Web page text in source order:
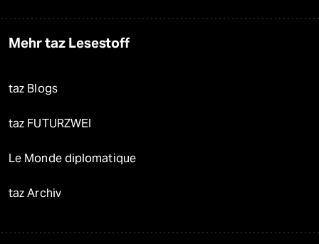
Mehr taz Lesestoff
taz Blogs
taz FUTURZWEI
Le Monde diplomatique
taz Archiv